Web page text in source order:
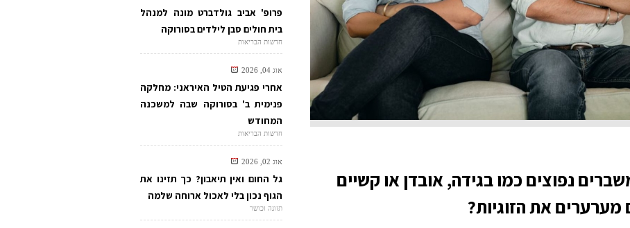
נפוצים כמו בגידה, אובדן או קשיים
מערערים את הזוגיות?
פרופ' אביב גולדברט מונה למנהל
בית חולים סבן לילדים בסורוקה
חדשות הבריאות
אוג 04, 2026
אחרי פגיעת הטיל האיראני: מחלקה
פנימית ב' בסורוקה שבה למשכנה
המחודש
חדשות הבריאות
אוג 02, 2026
גל החום ואין תיאבון? כך תזינו את
הגוף נכון בלי לאכול ארוחה שלמה
תזונה וכושר